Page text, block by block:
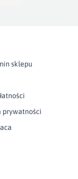
sklepu
prywatności